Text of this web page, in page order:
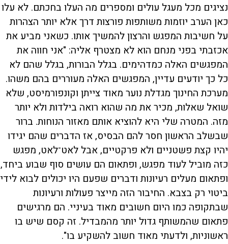
נציגים מכל מעגל עולים ומספרים מה העלו בחכתם. לא עלו
כאן הערב יוזמות משותפות פורצות דרך אלא יותר הצהרות
על חשיבות המפגש והרצון להמשיך אותו. כשאני מביע את
אכזבתי בפני מנחם הוא לא מצטרף אליה: "אני חווה את
המפגשים האלה כמדהימים. בגלל הבורות, בגלל שהם לא
כל כך יודעים עדיין, המפגשים האלה מעוררים בהם משהו.
מערכת החינוך מגדלת נוער מאוד צייתן וקונפורמיסט, שלא
שואל שאלות, מכיר את מה שהוא רואה בילדות ולא יותר
מזה. המטרה שלי היא להוציא אותם מאזור הנוחות. ברור
שבשלב הראשון חסר להם הבסיס, אז הדברים שהם יגידו
יהיו קצת פשטניים ולא פרקטיים, אבל לאט־לאט, מפגש
כזה מוביל לעוד מפגש, ופתאום הם עושים סוף שבוע ביחד,
ופתאום מעלים רעיונות ודברים שפעם היו יכולים לבוא לידי
ביטוי רק בצבא. החיבור הזה מייצר פעולות ורעיונות
שבתקופה כמו היום חשובים מאוד בעיניי. הם מרגישים
פתאום שהמשותף גדול יותר מהמבדיל. זה קסם שיש בו
ראשוניות, ולדעתי מאוד חשוב להשקיע בו".